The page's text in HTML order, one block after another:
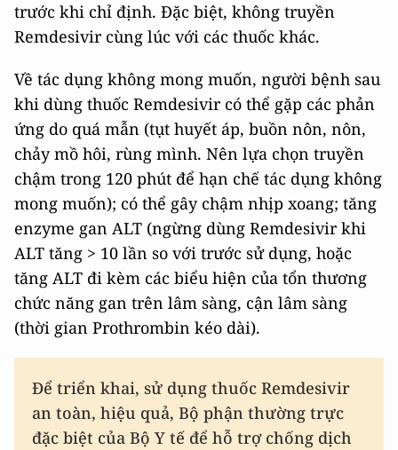
trước khi chỉ định. Đặc biệt, không truyền
Remdesivir cùng lúc với các thuốc khác.
Về tác dụng không mong muốn, người bệnh sau
khi dùng thuốc Remdesivir có thể gặp các phản
ứng do quá mẫn (tụt huyết áp, buồn nôn, nôn,
chảy mồ hôi, rùng mình. Nên lựa chọn truyền
chậm trong 120 phút để hạn chế tác dụng không
mong muốn); có thể gây chậm nhịp xoang; tăng
enzyme gan ALT (ngừng dùng Remdesivir khi
ALT tăng > 10 lần so với trước sử dụng, hoặc
tăng ALT đi kèm các biểu hiện của tổn thương
chức năng gan trên lâm sàng, cận lâm sàng
(thời gian Prothrombin kéo dài).
Để triển khai, sử dụng thuốc Remdesivir
an toàn, hiệu quả, Bộ phận thường trực
đặc biệt của Bộ Y tế để hỗ trợ chống dịch